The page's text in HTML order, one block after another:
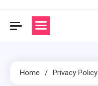
Home Privacy Policy